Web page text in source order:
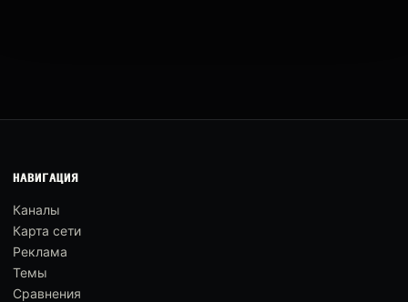
НАВИГАЦИЯ
Каналы
Карта сети
Реклама
Темы
Сравнения